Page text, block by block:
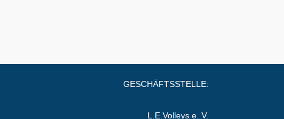
GESCHÄFTSSTELLE:
L.E.Volleys e. V.